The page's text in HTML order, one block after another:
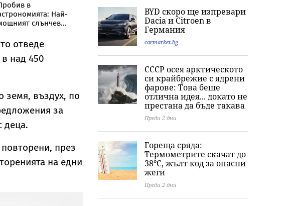
в
Най-
слънчев
досега
Любимото ястие на
принц Хари: Меган
Маркъл разкри
кулинарна тайна от
дома им
си“: Годеницата на
Кристиано
Роналдо отвърна
на критиките към
разпали
отведе
над 450
земя, въздух, по
за
деца.
през
на едни
BYD скоро ще изпревари
Dacia и Citroеn в
Германия
carmarket.bg
СССР осея арктическото
си крайбрежие с ядрени
фарове: Това беше
отлична идея... докато не
престана да бъде такава
Преди 2 дни
Гореща сряда:
Термометрите скачат до
38°C, жълт код за опасни
жеги
Преди 2 дни